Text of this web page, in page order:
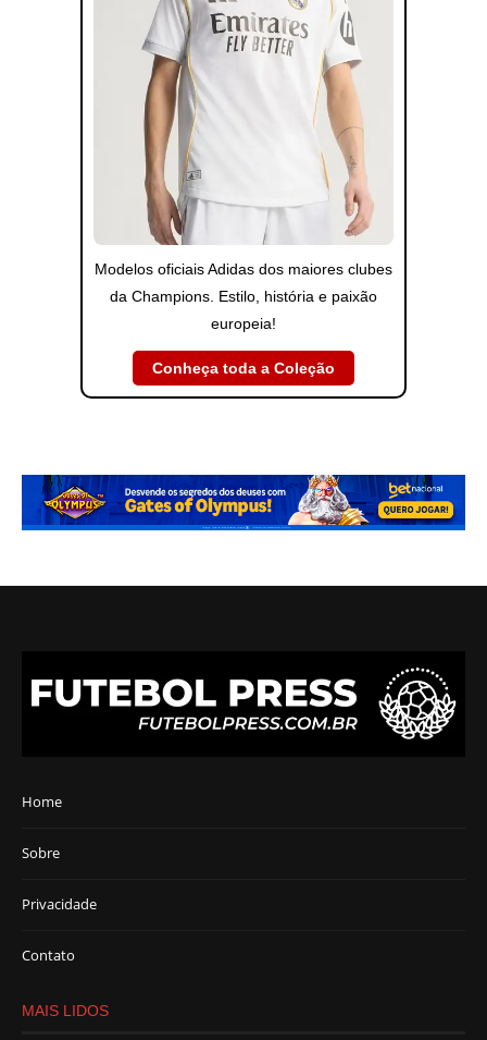
Modelos oficiais Adidas dos maiores clubes
da Champions. Estilo, história e paixão
europeia!
Conheça toda a Coleção
Home
Sobre
Privacidade
Contato
MAIS LIDOS